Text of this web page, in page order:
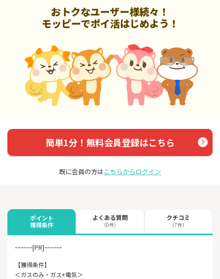
おトクなユーザー様続々！
モッピーでポイ活はじめよう！
簡単1分！無料会員登録はこちら
既に会員の方はこちらからログイン
ポイント
獲得条件
よくある質問
（0件）
クチコミ
（7件）
ｰｰｰｰｰｰ[PR]ｰｰｰｰｰｰ
【獲得条件】
＜ガスのみ・ガス+電気＞